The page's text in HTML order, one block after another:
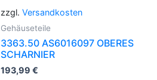
zzgl. Versandkosten
Gehäuseteile
3363.50 AS6016097 OBERES
SCHARNIER
193,99 €